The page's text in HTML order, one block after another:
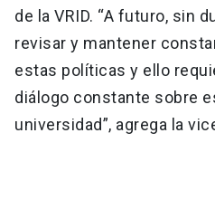
de la VRID. “A futuro, sin
revisar y mantener
estas políticas y ello
diálogo constante sobre
universidad”, agrega la